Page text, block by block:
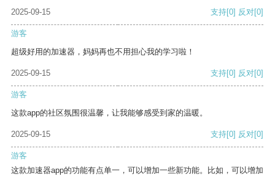
2025-09-15
支持[0] 反对[0]
游客
超级好用的加速器，妈妈再也不用担心我的学习啦！
2025-09-15 支持[0] 反对[0]
游客
这款app的社区氛围很温馨，让我能够感受到家的温暖。
2025-09-15 支持[0] 反对[0]
游客
这款加速器app的功能有点单一，可以增加一些新功能。比如，可以增加